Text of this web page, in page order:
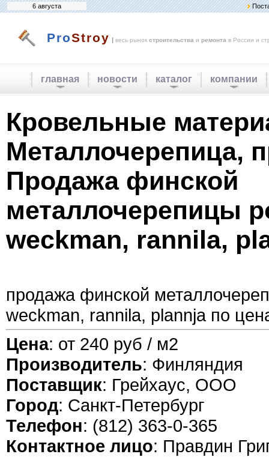
6 августа
ProStroy | весь рынок строительства и ремонта в России и
главная новости каталог компании
Кровельные
Металлочерепица,
Продажа финской
металлочерепицы
weckman, rannila,
продажа финской
weckman, rannila, plannja по
Цена: от 240 руб / м2
Производитель: Финляндия
Поставщик: Грейхаус, ООО
Город: Санкт-Петербург
Телефон: (812) 363-0-365
Контактное лицо: Правдин